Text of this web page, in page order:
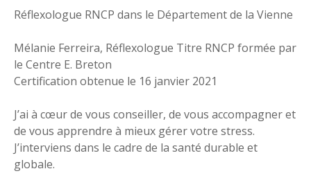
Réflexologue RNCP dans le Département de la Vienne
Mélanie Ferreira, Réflexologue Titre RNCP formée par
le Centre E. Breton
Certification obtenue le 16 janvier 2021
J’ai à cœur de vous conseiller, de vous accompagner et
de vous apprendre à mieux gérer votre stress.
J’interviens dans le cadre de la santé durable et
globale.